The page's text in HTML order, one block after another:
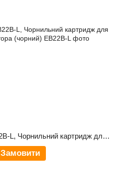
BENTSAI EB22B-L, Чорнильний картридж для маркіратора (чорний)
Замовити